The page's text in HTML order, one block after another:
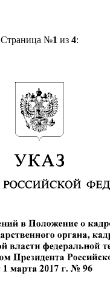
Страница №1 из 4: